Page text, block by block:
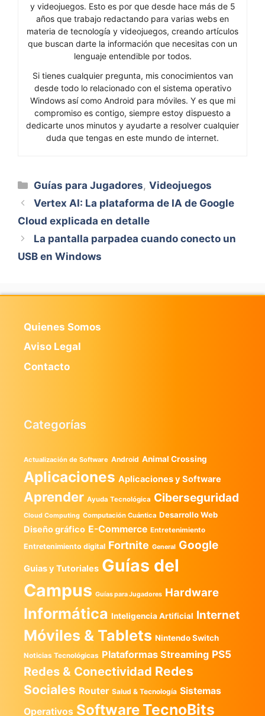
y videojuegos. Esto es por que desde hace más de 5
años que trabajo redactando para varias webs en
materia de tecnología y videojuegos, creando artículos
que buscan darte la información que necesitas con un
lenguaje entendible por todos.
Si tienes cualquier pregunta, mis conocimientos van
desde todo lo relacionado con el sistema operativo
Windows así como Android para móviles. Y es que mi
compromiso es contigo, siempre estoy dispuesto a
dedicarte unos minutos y ayudarte a resolver cualquier
duda que tengas en este mundo de internet.
Categorías
Guías para Jugadores,Videojuegos
Vertex AI: La plataforma de IA de Google
Cloud explicada en detalle
La pantalla parpadea cuando conecto un
USB en Windows
Quienes Somos
Aviso Legal
Contacto
Categorías
Actualización de Software Android Animal Crossing
Aplicaciones Aplicaciones y Software
Aprender Ayuda Tecnológica Ciberseguridad
Cloud Computing Computación Cuántica Desarrollo Web
Diseño gráfico E-Commerce Entretenimiento
Entretenimiento digital Fortnite General Google
Guias y Tutoriales Guías del
Campus Guías para Jugadores Hardware
Informática Inteligencia Artificial Internet
Móviles & Tablets Nintendo Switch
Noticias Tecnológicas Plataformas Streaming PS5
Redes & Conectividad Redes
Sociales Router Salud & Tecnología Sistemas
Operativos SoftwareTecnoBits